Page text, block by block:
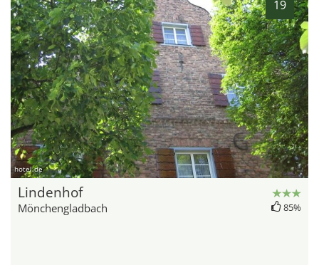
19
hotel.de
Lindenhof
Mönchengladbach 85%